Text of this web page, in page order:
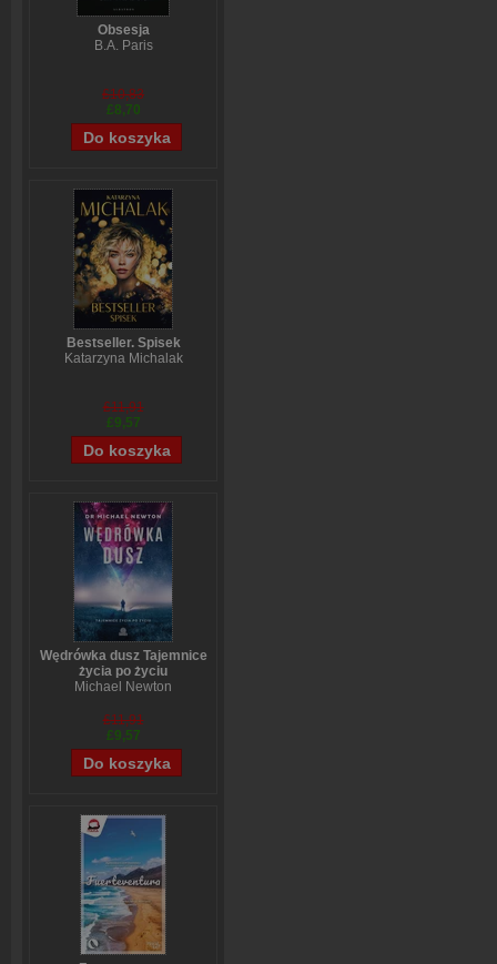
Obsesja
B.A. Paris
£10,83
£8,70
Bestseller. Spisek
Katarzyna Michalak
£11,91
£9,57
Wędrówka dusz Tajemnice
życia po życiu
Michael Newton
£11,91
£9,57